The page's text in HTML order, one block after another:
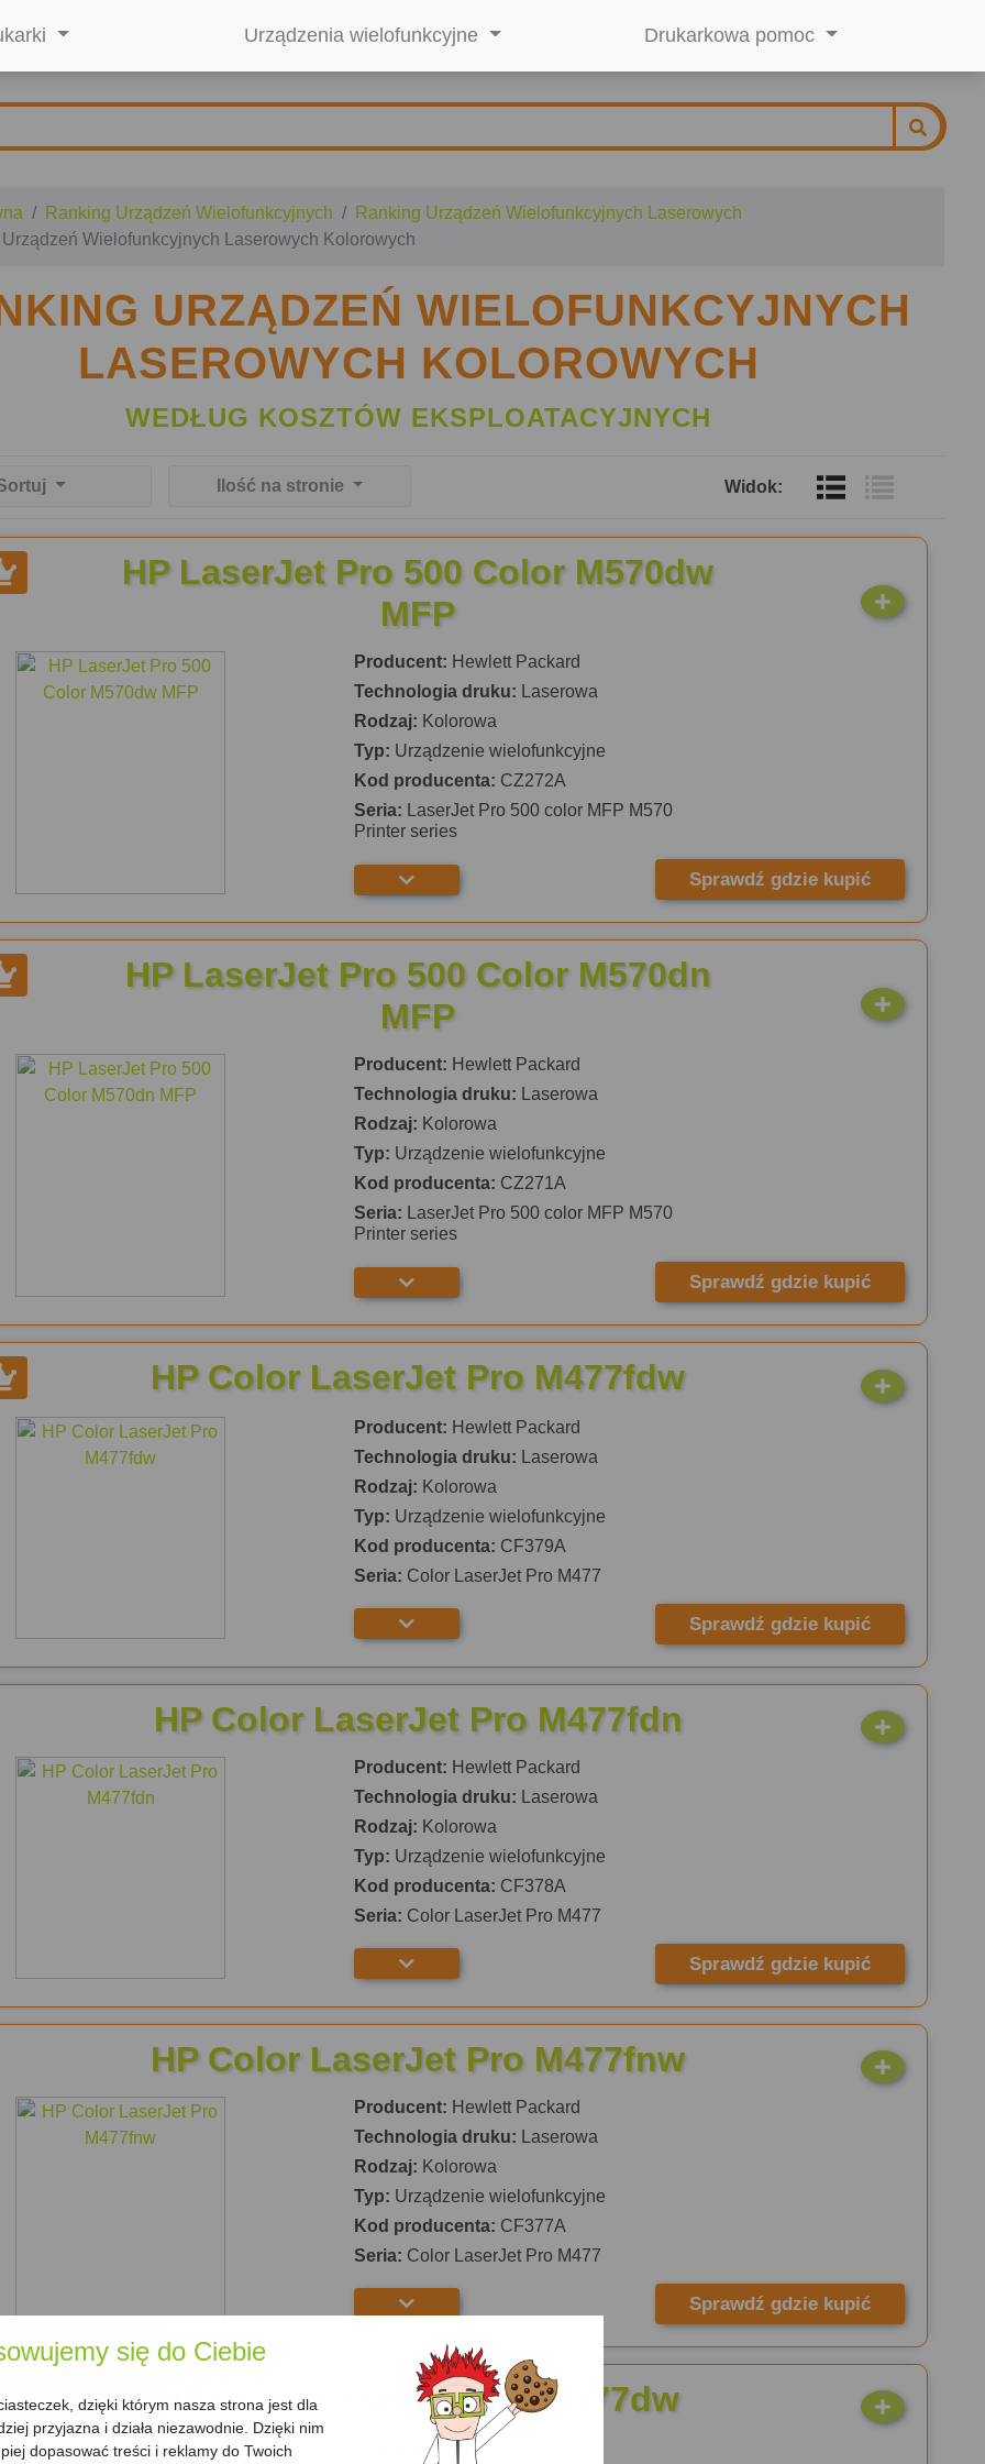
się do Ciebie
dzięki którym nasza strona jest dla
przyjazna i działa niezawodnie. Dzięki nim
dopasować treści i reklamy do Twoich
Urządzenia wielofunkcyjne Drukarkowa pomoc
Ranking Urządzeń Wielofunkcyjnych
Ranking Urządzeń Wielofunkcyjnych Laserowych
Wielofunkcyjnych Laserowych Kolorowych
URZĄDZEŃ WIELOFUNKCYJNYCH
LASEROWYCH KOLOROWYCH
WEDŁUG KOSZTÓW EKSPLOATACYJNYCH
Ilość na stronie Widok:
HP LaserJet Pro 500 Color M570dw
MFP
Producent: Hewlett Packard
Technologia druku: Laserowa
Rodzaj: Kolorowa
Typ: Urządzenie wielofunkcyjne
Kod producenta: CZ272A
Seria: LaserJet Pro 500 color MFP M570
Printer series
Sprawdź gdzie kupić
HP LaserJet Pro 500 Color M570dn
MFP
Producent: Hewlett Packard
Technologia druku: Laserowa
Rodzaj: Kolorowa
Typ: Urządzenie wielofunkcyjne
Kod producenta: CZ271A
Seria: LaserJet Pro 500 color MFP M570
Printer series
Sprawdź gdzie kupić
HP Color LaserJet Pro M477fdw
Producent: Hewlett Packard
Technologia druku: Laserowa
Rodzaj: Kolorowa
Typ: Urządzenie wielofunkcyjne
Kod producenta: CF379A
Seria: Color LaserJet Pro M477
Sprawdź gdzie kupić
HP Color LaserJet Pro M477fdn
Producent: Hewlett Packard
Technologia druku: Laserowa
Rodzaj: Kolorowa
Typ: Urządzenie wielofunkcyjne
Kod producenta: CF378A
Seria: Color LaserJet Pro M477
Sprawdź gdzie kupić
HP Color LaserJet Pro M477fnw
Producent: Hewlett Packard
Technologia druku: Laserowa
Rodzaj: Kolorowa
Typ: Urządzenie wielofunkcyjne
Kod producenta: CF377A
Seria: Color LaserJet Pro M477
Sprawdź gdzie kupić
HP Color LaserJet Pro M377dw
Producent: Hewlett Packard